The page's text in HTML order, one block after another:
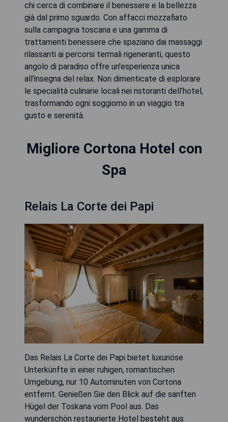
chi cerca di combinare il benessere e la bellezza
già dal primo sguardo. Con affacci mozzafiato
sulla campagna toscana e una gamma di
trattamenti benessere che spaziano dai massaggi
rilassanti ai percorsi termali rigeneranti, questo
angolo di paradiso offre un'esperienza unica
all'insegna del relax. Non dimenticate di esplorare
le specialità culinarie locali nei ristoranti dell’hotel,
trasformando ogni soggiorno in un viaggio tra
gusto e serenità.
Migliore Cortona Hotel con
Spa
Relais La Corte dei Papi
Das Relais La Corte dei Papi bietet luxuriöse
Unterkünfte in einer ruhigen, romantischen
Umgebung, nur 10 Autominuten von Cortona
entfernt. Genießen Sie den Blick auf die sanften
Hügel der Toskana vom Pool aus. Das
wunderschön restaurierte Hotel besteht aus